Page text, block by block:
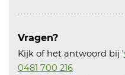
Vragen?
Kijk of het antwoord bij '
0481 700 216